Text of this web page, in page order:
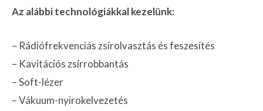
Az alábbi technológiákkal kezelünk:
– Rádiófrekvenciás zsírolvasztás és feszesítés
– Kavitációs zsírrobbantás
– Soft-lézer
– Vákuum-nyirokelvezetés